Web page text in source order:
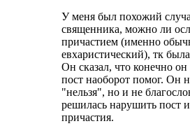
У меня был похожий
священника, можно ли
причастием (именно
евхаристический), тк
Он сказал, что конечно
пост наоборот помог. Он
"нельзя", но и не
решилась нарушить пост и
причастия.